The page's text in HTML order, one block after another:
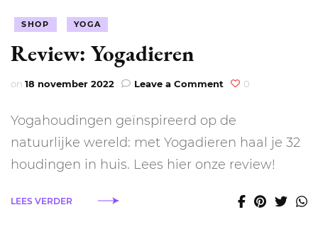
SHOP YOGA
Review: Yogadieren
on 18 november 2022 Leave a Comment on
0
Yogahoudingen geïnspireerd op de
natuurlijke wereld: met Yogadieren haal je 32
houdingen in huis. Lees hier onze review!
LEES VERDER